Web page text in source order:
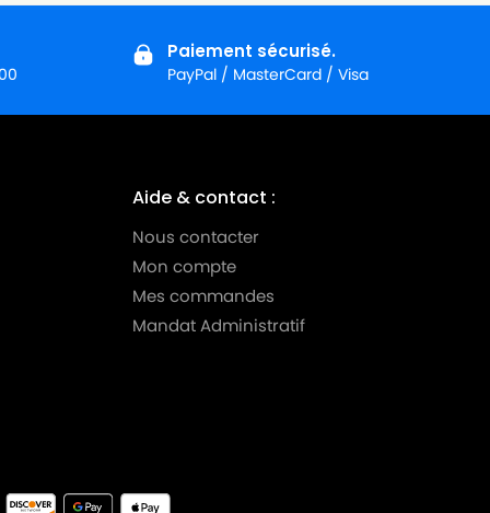
Paiement sécurisé.
PayPal / MasterCard / Visa
Aide & contact :
Nous contacter
Mon compte
Mes commandes
Mandat Administratif